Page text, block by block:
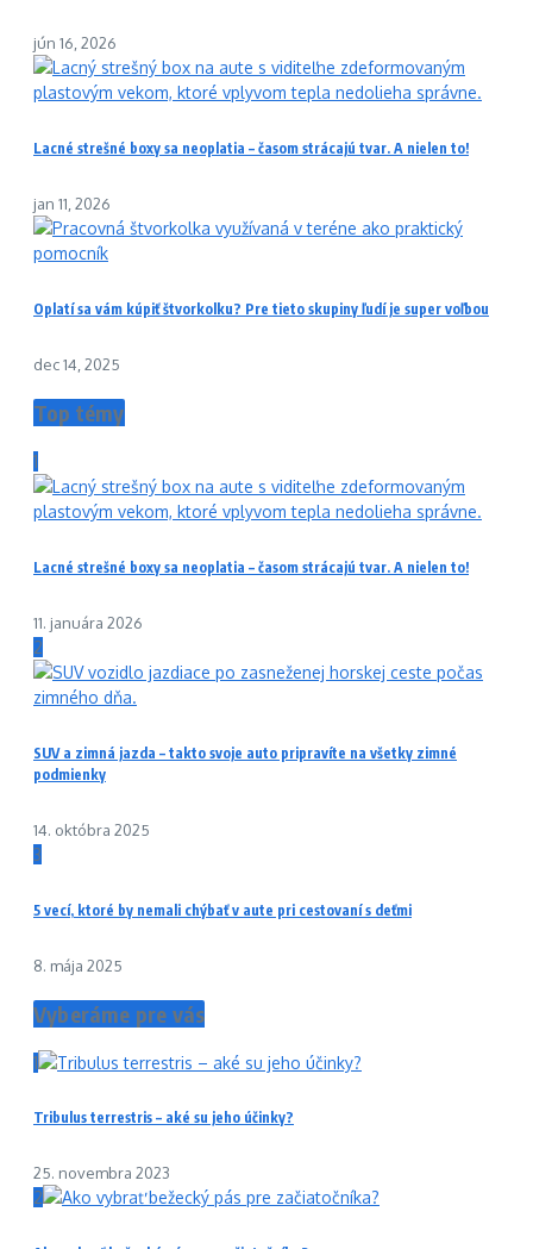
jún 16, 2026
Lacné strešné boxy sa neoplatia – časom strácajú tvar. A nielen to!
jan 11, 2026
Oplatí sa vám kúpiť štvorkolku? Pre tieto skupiny ľudí je super voľbou
dec 14, 2025
Top témy
1
Lacné strešné boxy sa neoplatia – časom strácajú tvar. A nielen to!
11. januára 2026
2
SUV a zimná jazda – takto svoje auto pripravíte na všetky zimné
podmienky
14. októbra 2025
3
5 vecí, ktoré by nemali chýbať v aute pri cestovaní s deťmi
8. mája 2025
Vyberáme pre vás
1
Tribulus terrestris – aké su jeho účinky?
25. novembra 2023
2